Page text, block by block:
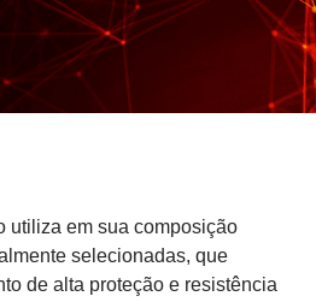
utiliza em sua composição
selecionadas, que
de alta proteção e resistência